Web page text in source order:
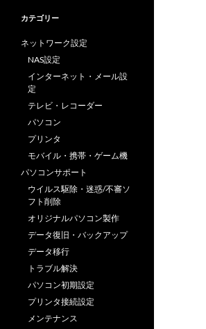
カテゴリー
ネットワーク設定
NAS設定
インターネット・メール設
定
テレビ・レコーダー
パソコン
プリンタ
モバイル・携帯・ゲーム機
パソコンサポート
ウイルス駆除・迷惑/不審ソ
フト削除
オリジナルパソコン製作
データ復旧・バックアップ
データ移行
トラブル解決
パソコン初期設定
プリンタ接続設定
メンテナンス